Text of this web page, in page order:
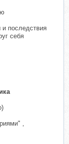
последствия
себя
,